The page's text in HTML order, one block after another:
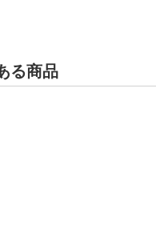
る商品